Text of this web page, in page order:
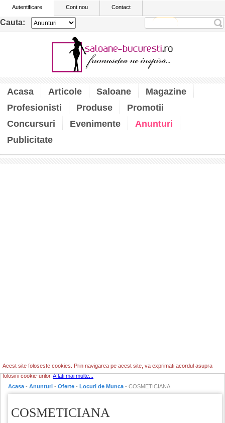
Autentificare Cont nou Contact
Cauta:
Acasa Articole Saloane
Magazine
Profesionisti
Produse
Promotii
Concursuri
Evenimente
Anunturi
Publicitate
Acest site foloseste cookies. Prin navigarea pe acest site, va exprimati acordul asupra
folosirii cookie-urilor.Aflati mai multe...
Acasa - Anunturi - Oferte - Locuri de Munca - COSMETICIANA
COSMETICIANA